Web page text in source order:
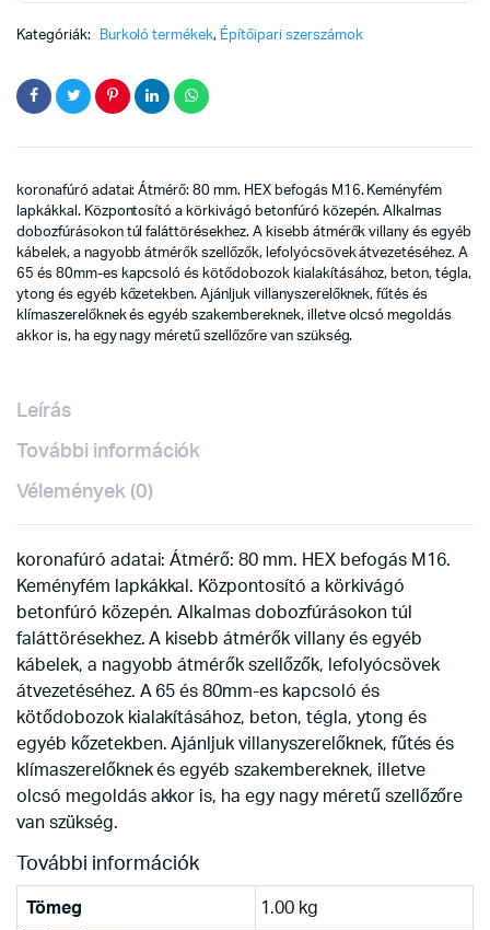
Kategóriák: Burkoló termékek, Építőipari szerszámok
koronafúró adatai: Átmérő: 80 mm. HEX befogás M16. Keményfém
lapkákkal. Központosító a körkivágó betonfúró közepén. Alkalmas
dobozfúrásokon túl faláttörésekhez. A kisebb átmérők villany és egyéb
kábelek, a nagyobb átmérők szellőzők, lefolyócsövek átvezetéséhez. A
65 és 80mm-es kapcsoló és kötődobozok kialakításához, beton, tégla,
ytong és egyéb kőzetekben. Ajánljuk villanyszerelőknek, fűtés és
klímaszerelőknek és egyéb szakembereknek, illetve olcsó megoldás
akkor is, ha egy nagy méretű szellőzőre van szükség.
Leírás
További információk
Vélemények (0)
koronafúró adatai: Átmérő: 80 mm. HEX befogás M16.
Keményfém lapkákkal. Központosító a körkivágó
betonfúró közepén. Alkalmas dobozfúrásokon túl
faláttörésekhez. A kisebb átmérők villany és egyéb
kábelek, a nagyobb átmérők szellőzők, lefolyócsövek
átvezetéséhez. A 65 és 80mm-es kapcsoló és
kötődobozok kialakításához, beton, tégla, ytong és
egyéb kőzetekben. Ajánljuk villanyszerelőknek, fűtés és
klímaszerelőknek és egyéb szakembereknek, illetve
olcsó megoldás akkor is, ha egy nagy méretű szellőzőre
van szükség.
További információk
Tömeg 1.00 kg